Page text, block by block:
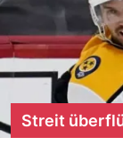
Streit